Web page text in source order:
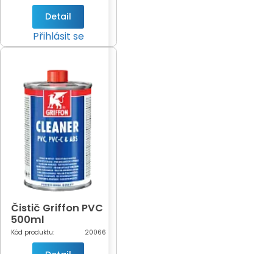
Detail
Přihlásit se
Čistič Griffon PVC
500ml
Kód produktu: 20066